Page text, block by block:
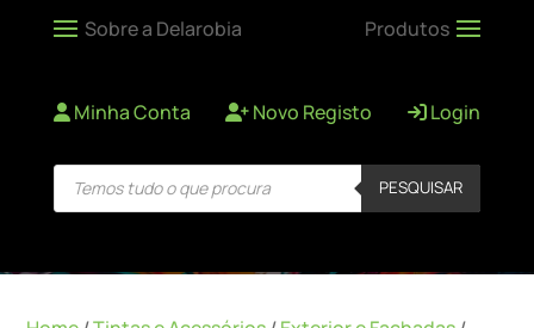
Minha Conta Novo Registo Login
Products
search PESQUISAR